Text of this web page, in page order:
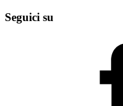
Seguici su